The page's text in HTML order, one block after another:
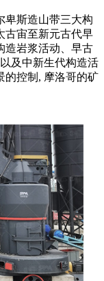
卑斯造山带三大构
古宙至新元古代早
造岩浆活动、早古
及中新生代构造活
的控制, 摩洛哥的矿